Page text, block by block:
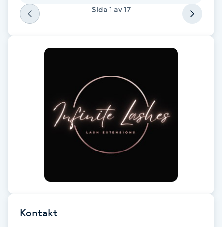
Fotsvamp
Fotvård
Fransfärgning
Fransförlängning Megavolym
Sida 1 av17
Kontakt